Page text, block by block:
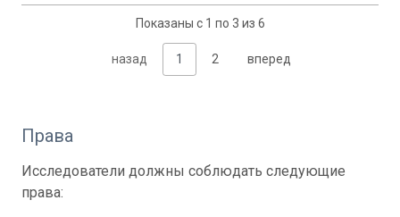
Показаны с 1 по 3 из 6
назад 1 2 вперед
Права
Исследователи должны соблюдать следующие
права: